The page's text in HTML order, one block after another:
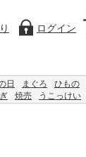
ログイン
日 まぐろ ひもの
焼売 うこっけい